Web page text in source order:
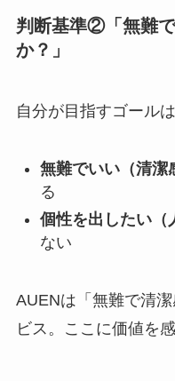
判断基準②「無難
か？」
自分が目指すゴール
無難でいい（清潔
る
個性を出したい（
ない
AUENは「無難で清
ビス。ここに価値を